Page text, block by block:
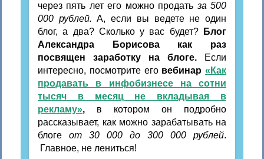
через пять лет его можно продать за 500
000 рублей. А, если вы ведете не один
блог, а два? Сколько у вас будет?Блог
Александра Борисова как раз
посвящен заработку на блоге. Если
интересно, посмотрите его вебинар «Как
продавать в инфобизнесе на сотни
тысяч в месяц не вкладывая в
рекламу», в котором он подробно
рассказывает, как можно зарабатывать на
блоге от 30 000 до 300 000 рублей.
Главное, не лениться!